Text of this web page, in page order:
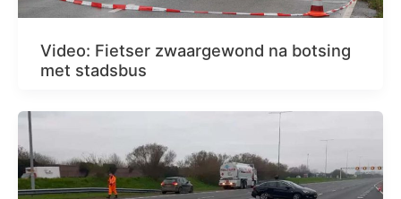
Video: Fietser zwaargewond na botsing
met stadsbus